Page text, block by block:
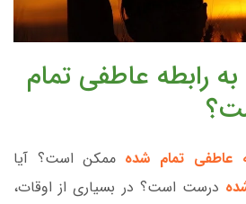
رابطه عاطفی تمام
عاطفی تمام شده ممکن است؟ آیا
درست است؟ در بسیاری از اوقات،